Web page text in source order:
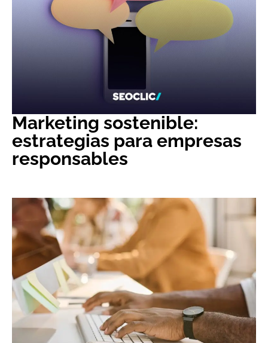
Marketing sostenible:
estrategias para empresas
responsables